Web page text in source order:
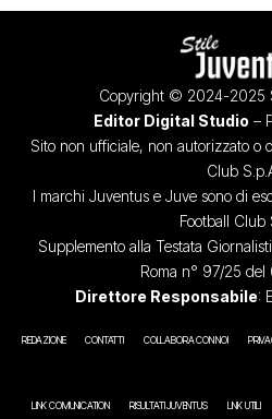
Copyright © 2024-2025
Editor Digital Studio –
Sito non ufficiale, non autorizzato o
Club
I marchi Juventus e Juve sono di
Football Club
Supplemento alla Testata
Roma n° 97/25
Direttore Responsabile:
REDAZIONE CONTATTI COLLABORA CON NOI
LINK COMUNICATION RISULTATI JUVENTUS LINK UTILI